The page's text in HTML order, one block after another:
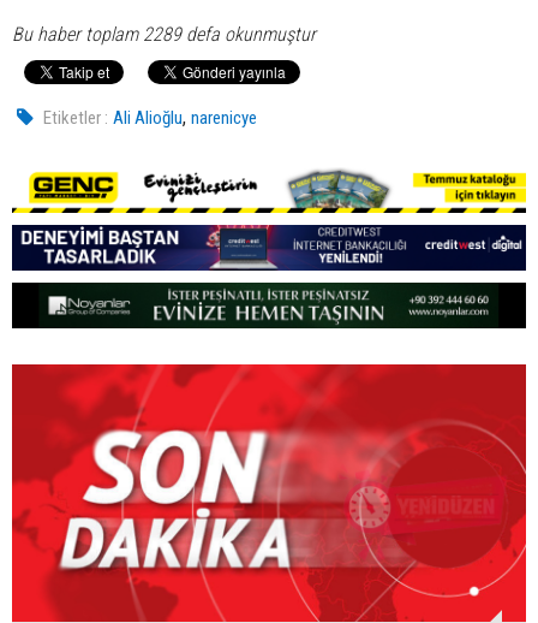
Bu haber toplam 2289 defa okunmuştur
Etiketler : Ali Alioğlu,narenicye